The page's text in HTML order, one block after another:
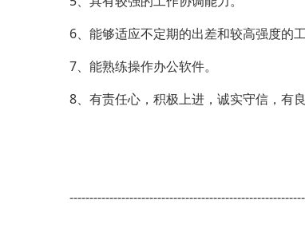
6、能够适应不定期的出差和较高强度的工
7、能熟练操作办公软件。
8、有责任心，积极上进，诚实守信，有